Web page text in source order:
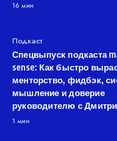
16 мин
Категория
Подкаст
Спецвыпуск подкаста
sense: Как быстро
менторство, фидбэк,
мышление и доверие
руководителю с
1 мин